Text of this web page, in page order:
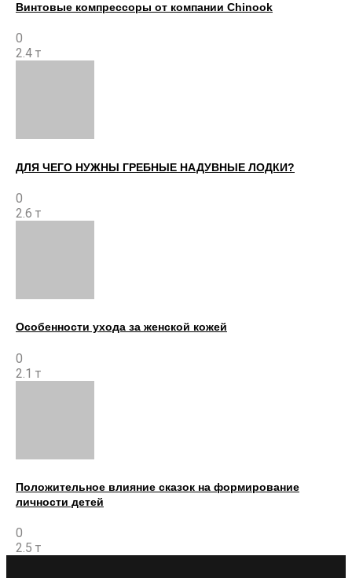
Винтовые компрессоры от компании Chinook
0
2.4 т
ДЛЯ ЧЕГО НУЖНЫ ГРЕБНЫЕ НАДУВНЫЕ ЛОДКИ?
0
2.6 т
Особенности ухода за женской кожей
0
2.1 т
Положительное влияние сказок на формирование
личности детей
0
2.5 т